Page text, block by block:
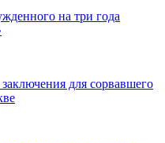
на три года
для сорвавшего